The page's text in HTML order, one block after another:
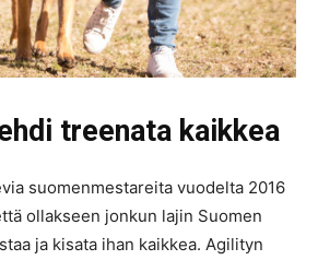
treenata kaikkea
suomenmestareita vuodelta 2016
ollakseen jonkun lajin Suomen
ja kisata ihan kaikkea. Agilityn